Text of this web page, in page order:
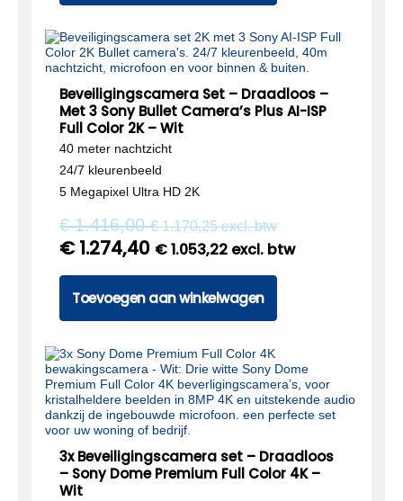
Beveiligingscamera Set – Draadloos –
Met 3 Sony Bullet Camera’s Plus AI-ISP
Full Color 2K – Wit
40 meter nachtzicht
24/7 kleurenbeeld
5 Megapixel Ultra HD 2K
€1.416,00 €1.170,25excl. btw
€1.274,40 €1.053,22 excl. btw
Toevoegen aan winkelwagen
3x Beveiligingscamera set – Draadloos
– Sony Dome Premium Full Color 4K –
Wit